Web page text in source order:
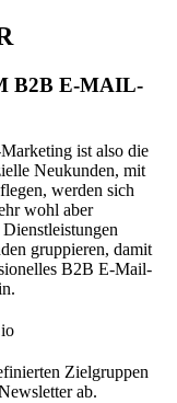
B2B E-MAIL-
ist also die
Neukunden, mit
werden sich
wohl aber
gruppieren, damit
B2B E-Mail-
Zielgruppen
ab.